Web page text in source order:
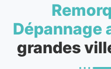
Dépannage
grandes